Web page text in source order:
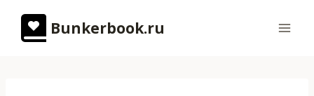
содержимому
Bunkerbook.ru